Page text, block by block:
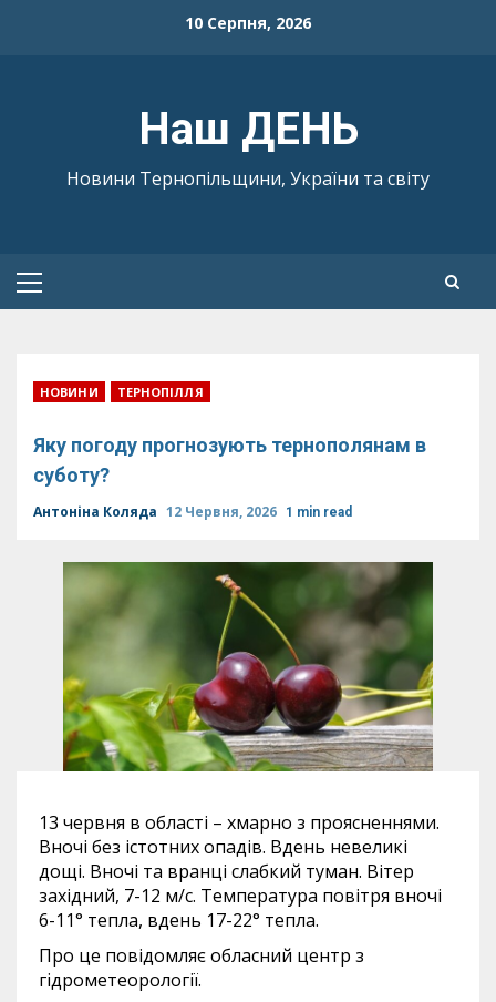
10 Серпня, 2026
Наш ДЕНЬ
Новини Тернопільщини, України та світу
Primary
НОВИНИ ТЕРНОПІЛЛЯ
Яку погоду прогнозують тернополянам в
суботу?
Антоніна Коляда 12 Червня, 2026 1 min read
13 червня в області – хмарно з проясненнями.
Вночі без істотних опадів. Вдень невеликі
дощі. Вночі та вранці слабкий туман. Вітер
західний, 7-12 м/с. Температура повітря вночі
6-11° тепла, вдень 17-22° тепла.
Про це повідомляє обласний центр з
гідрометеорології.